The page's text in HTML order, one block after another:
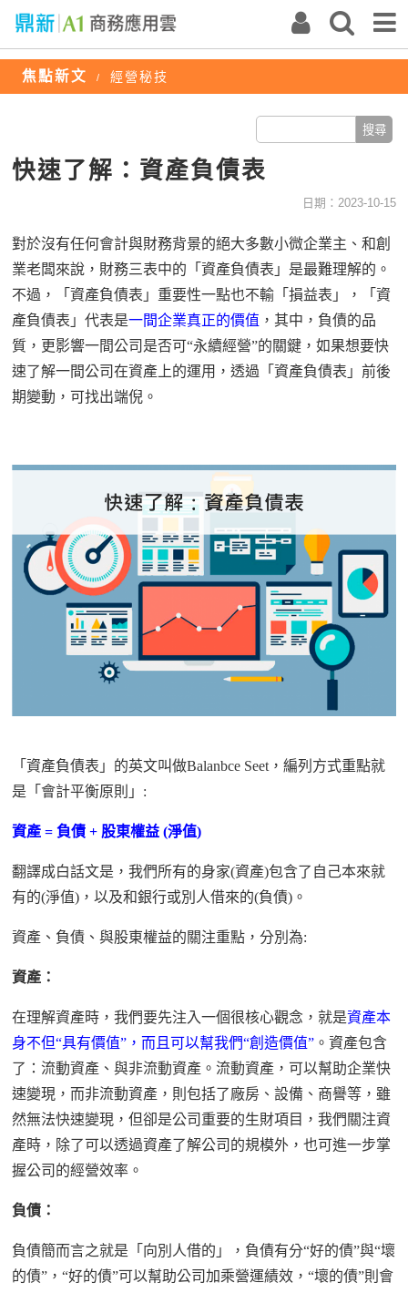
焦點新文 / 經營秘技
快速了解：資產負債表
日期：2023-10-15
對於沒有任何會計與財務背景的絕大多數小微企業主、和創
業老闆來說， 財務三表中的 「資產負債表 」 是最難理解的。
不過，
「資產負債表 」 重要性一點也不輸 「損益表 」 ， 「資
產負債表 」代表是一間企業真正的價值 ，其中 ， 負債的品
質 ， 更影響一間公司是否可“永續經營”的關鍵，如果想要快
速了解一間公司在資產上的運用，透過 「資產負債表 」前後
期變動 ，可找出端倪。
「資產負債表 」 的英文叫做Balanbce Seet ，編列方式重點就
是「會計平衡原則」 :
資產 =負債 + 股東權益 (淨值)
翻譯成白話文是，我們所有的身家(資產)包含了自己本來就
有的(淨值) ，以及和銀行或別人借來的(負債) 。
資產、負債、與股東權益的關注重點 ，分別為:
資產：
在理解資產時 ，我們要先注入一個很核心觀念，就是資產本
身不但“具有價值” ，而且可以幫我們“創造價值” 。資產包含
了 ：流動資產 、與非流動資產 。流動資產 ， 可以幫助企業快
速變現，而非流動資產 ， 則包括了廠房、設備、商譽等，雖
然無法快速變現，但卻是公司重要的生財項目，我們關注資
產時，除了可以透過資產了解公司的規模外，也可進一步掌
握公司的經營效率。
負債：
負債簡而言之就是「向別人借的」，負債有分“好的債”與“壞
的債” ，“好的債”可以幫助公司加乘營運績效，“壞的債”則會